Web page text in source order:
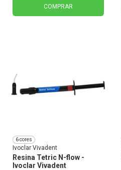
COMPRAR
6 cores
Ivoclar Vivadent
Resina Tetric N-flow -
Ivoclar Vivadent